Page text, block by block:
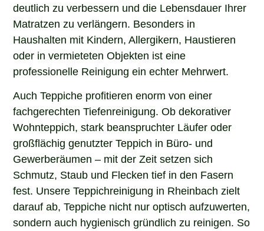
deutlich zu verbessern und die Lebensdauer Ihrer
Matratzen zu verlängern. Besonders in
Haushalten mit Kindern, Allergikern, Haustieren
oder in vermieteten Objekten ist eine
professionelle Reinigung ein echter Mehrwert.
Auch Teppiche profitieren enorm von einer
fachgerechten Tiefenreinigung. Ob dekorativer
Wohnteppich, stark beanspruchter Läufer oder
großflächig genutzter Teppich in Büro- und
Gewerberäumen – mit der Zeit setzen sich
Schmutz, Staub und Flecken tief in den Fasern
fest. Unsere Teppichreinigung in Rheinbach zielt
darauf ab, Teppiche nicht nur optisch aufzuwerten,
sondern auch hygienisch gründlich zu reinigen. So